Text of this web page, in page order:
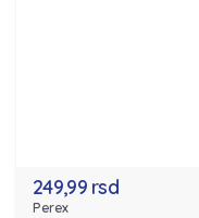
249,99 rsd
Perex